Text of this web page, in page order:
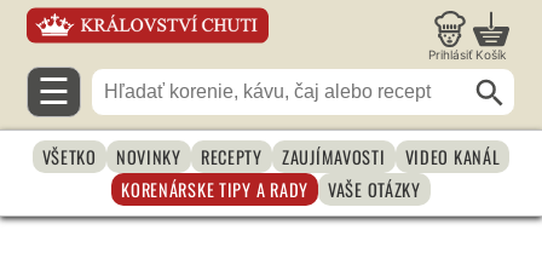
Prihlásiť Košík
☰
VŠETKO NOVINKY RECEPTY ZAUJÍMAVOSTI
VIDEO KANÁL
KORENÁRSKE TIPY A RADY
VAŠE OTÁZKY